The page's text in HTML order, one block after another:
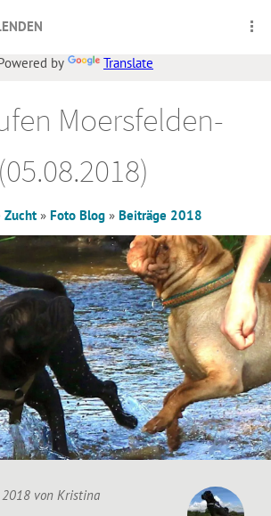
by Translate
Moersfelden-
Zucht » Foto Blog » Beiträge 2018
2018 von Kristina